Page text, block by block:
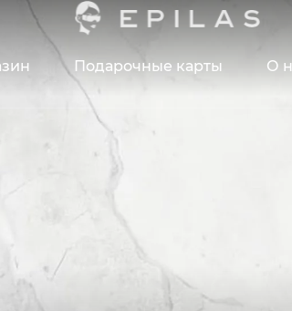
Подарочные карты О